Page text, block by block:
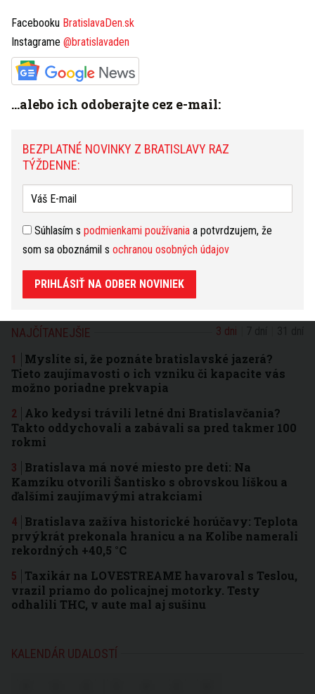
PRIHLÁSIŤ NA ODBER NOVINIEK
HOROSKOP
Dnešný Zajtrajší
Pri komunikácii s partnerom buďte ohľaduplní
a neklaďte naňho prehnane vysoké nároky. Dnes
môžete stretnúť zaujímavú osobnosť, ktorá vám
rozšíri obzory. Pozor na stratu peňazí.
NAJČÍTANEJŠIE 3 dni
Myslíte si, že poznáte bratislavské jazerá?
Tieto zaujímavosti o ich vzniku či kapacite vás
možno poriadne prekvapia
Ako kedysi trávili letné dni Bratislavčania?
Takto oddychovali a zabávali sa pred takmer 100
rokmi
Bratislava má nové miesto pre deti: Na
Kamzíku otvorili Šantisko s obrovskou líškou a
ďalšími zaujímavými atrakciami
Bratislava zažíva historické horúčavy: Teplota
prvýkrát prekonala hranicu a na Kolibe namerali
rekordných +40,5 °C
Taxikár na LOVESTREAME havaroval s Teslou,
vrazil priamo do policajnej motorky. Testy
odhalili THC, v aute mal aj sušinu
KALENDÁR UDALOSTÍ
Facebooku BratislavaDen.sk
Instagrame @bratislavaden
...alebo ich odoberajte cez e-mail:
BEZPLATNÉ NOVINKY Z BRATISLAVY RAZ
TÝŽDENNE:
Súhlasím s podmienkami používania a potvrdzujem, že
som sa oboznámil s ochranou osobných údajov
PRIHLÁSIŤ NA ODBER NOVINIEK